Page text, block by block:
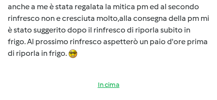
anche a me è stata regalata la mitica pm ed al secondo
rinfresco non e cresciuta molto,alla consegna della pm mi
è stato suggerito dopo il rinfresco di riporla subito in
frigo. Al prossimo rinfresco aspetterò un paio d'ore prima
di riporla in frigo.
In cima